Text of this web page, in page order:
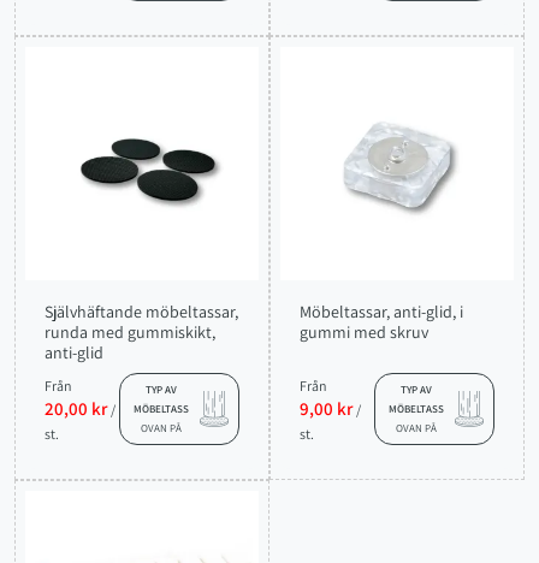
Självhäftande möbeltassar,
runda med gummiskikt,
anti-glid
Från
20,00 kr /
st.
TYP AV
MÖBELTASS
OVAN PÅ
Möbeltassar, anti-glid, i
gummi med skruv
Från
9,00 kr /
st.
TYP AV
MÖBELTASS
OVAN PÅ